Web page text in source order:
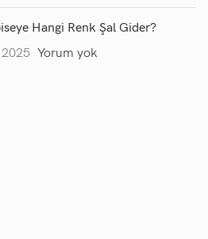
Hangi Renk Şal Gider?
2025 Yorum yok